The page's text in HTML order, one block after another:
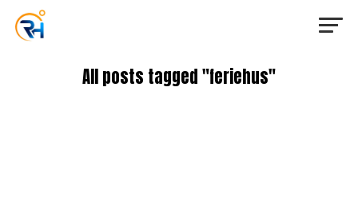
All posts tagged "feriehus"